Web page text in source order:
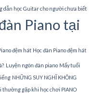
dẫn học Guitar cho người chưa biết
Piano tại
đệm hát Học đàn Piano đệm hát
Luyện ngón đàn piano Mấy tuổi
NHỮNG SUY NGHĨ KHÔNG
thường gặp khi học chơi PIANO